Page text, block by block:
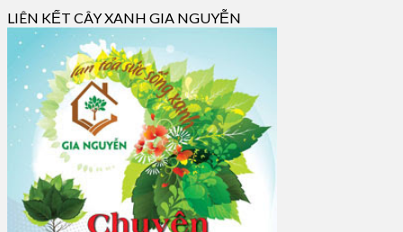
LIÊN KẾT CÂY XANH GIA NGUYỄN